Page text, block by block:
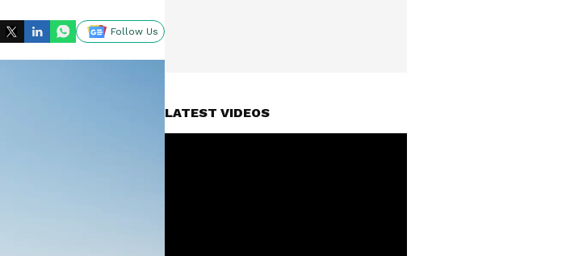
Follow Us
LATEST VIDEOS